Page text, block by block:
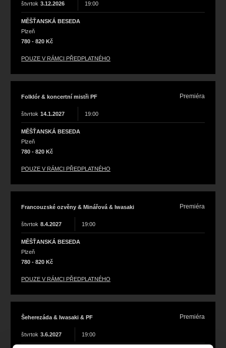
štvrtok 3.12.2026 19:00
MĚŠŤANSKÁ BESEDA
Plzeň
780 - 820 Kč
POUZE V RÁMCI PŘEDPLATNÉHO
Folklór & koncertní mistři PF Premiéra
štvrtok 14.1.2027 19:00
MĚŠŤANSKÁ BESEDA
Plzeň
780 - 820 Kč
POUZE V RÁMCI PŘEDPLATNÉHO
Francouzské ozvěny & Minářová & Iwasaki Premiéra
štvrtok 8.4.2027 19:00
MĚŠŤANSKÁ BESEDA
Plzeň
780 - 820 Kč
POUZE V RÁMCI PŘEDPLATNÉHO
Šeherezáda & Iwasaki & PF Premiéra
štvrtok 3.6.2027 19:00